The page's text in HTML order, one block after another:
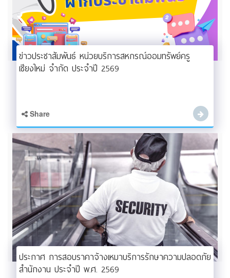
ข่าวประชาสัมพันธ์ หน่วยบริการสหกรณ์ออมทรัพย์ครู
เชียงใหม่ จำกัด ประจำปี 2569
Share
ประกาศ การสอบราคาจ้างเหมาบริการรักษาความปลอดภัย
สำนักงาน ประจำปี พ.ศ. 2569